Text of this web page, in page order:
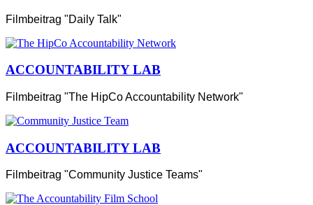
Filmbeitrag "Daily Talk"
ACCOUNTABILITY LAB
Filmbeitrag "The HipCo Accountability Network"
ACCOUNTABILITY LAB
Filmbeitrag "Community Justice Teams"